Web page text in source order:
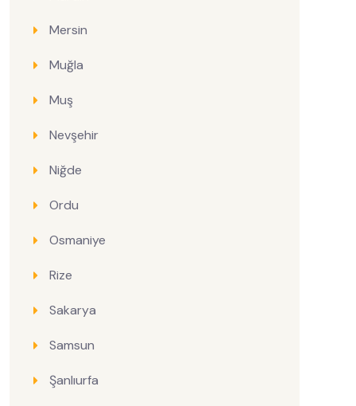
Mersin
Muğla
Muş
Nevşehir
Niğde
Ordu
Osmaniye
Rize
Sakarya
Samsun
Şanlıurfa